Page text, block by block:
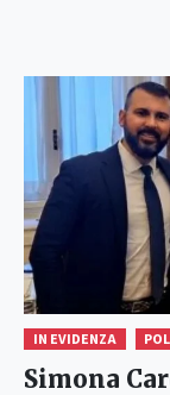
IN EVIDENZA
Simona